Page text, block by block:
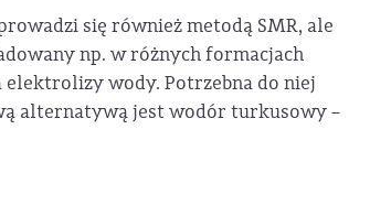
się również metodą SMR, ale
np. w różnych formacjach
wody. Potrzebna do niej
alternatywą jest wodór turkusowy –